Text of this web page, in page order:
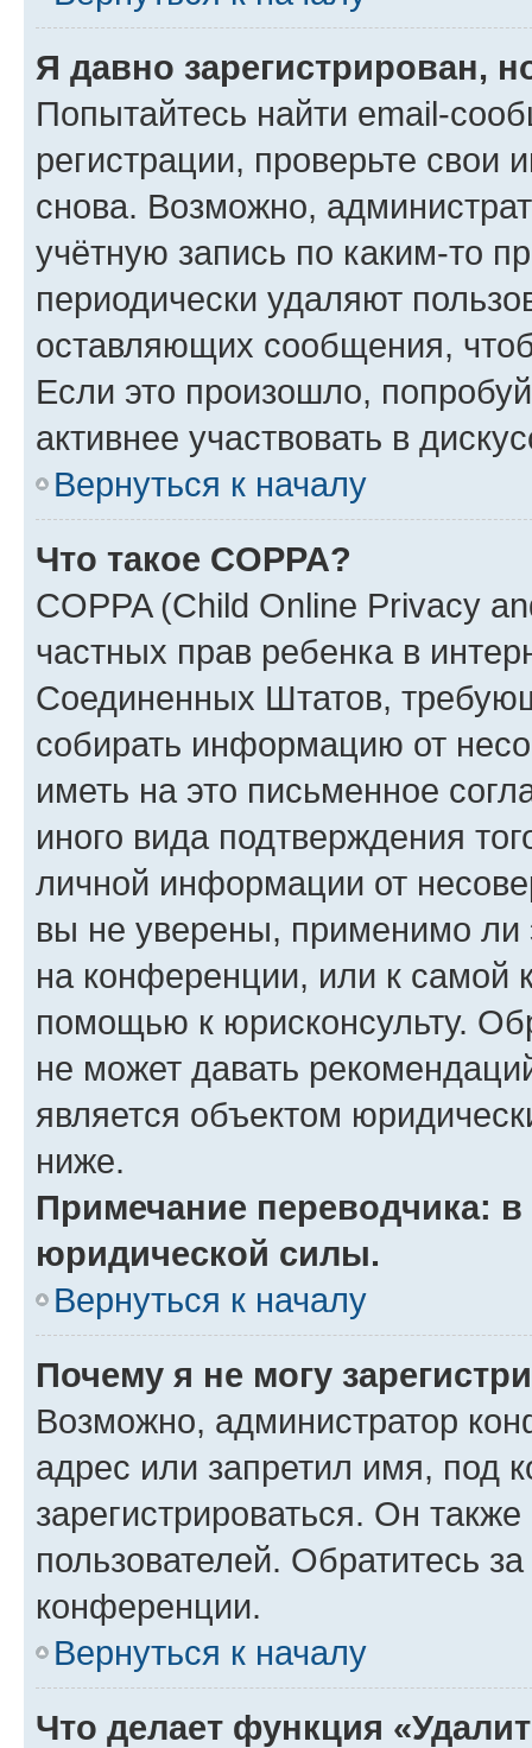
Я давно зарегистрирован,
Попытайтесь найти email-
регистрации, проверьте свои
снова. Возможно,
учётную запись по каким-то
периодически удаляют
оставляющих сообщения,
Если это произошло,
активнее участвовать в
Вернуться к началу
Что такое COPPA?
COPPA (Child Online Privacy
частных прав ребенка в
Соединенных Штатов,
собирать информацию от
иметь на это письменное
иного вида подтверждения
личной информации от
вы не уверены, применимо ли
на конференции, или к самой
помощью к юрисконсульту.
не может давать
является объектом
ниже.
Примечание переводчика:
юридической силы.
Вернуться к началу
Почему я не могу
Возможно, администратор
адрес или запретил имя, под
зарегистрироваться. Он
пользователей. Обратитесь
конференции.
Вернуться к началу
Что делает функция